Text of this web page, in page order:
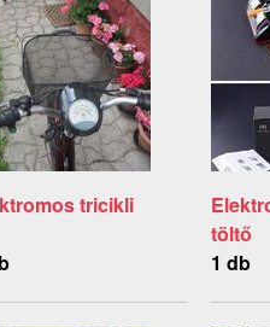
tricikli
töltő
1 db